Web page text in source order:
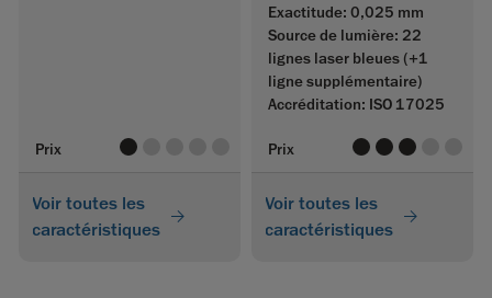
Prix value
Voir toutes les
caractéristiques
Exactitude: 0,025 mm
Source de lumière: 22
lignes laser bleues (+1
ligne supplémentaire)
Accréditation: ISO 17025
Prix valuevaluevalue
Voir toutes les
caractéristiques